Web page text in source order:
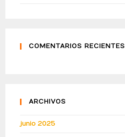
COMENTARIOS RECIENTES
ARCHIVOS
junio 2025